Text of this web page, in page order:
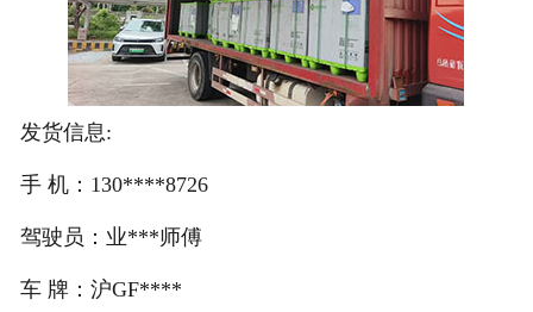
登录
在线礼佛
发货信息:
手 机：130****8726
驾驶员：业***师傅
车 牌：沪GF****